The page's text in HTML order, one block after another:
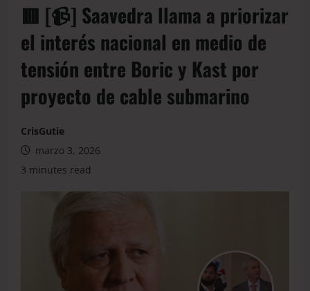
🟥 [📹] Saavedra llama a priorizar
el interés nacional en medio de
tensión entre Boric y Kast por
proyecto de cable submarino
CrisGutie
marzo 3, 2026
3 minutes read